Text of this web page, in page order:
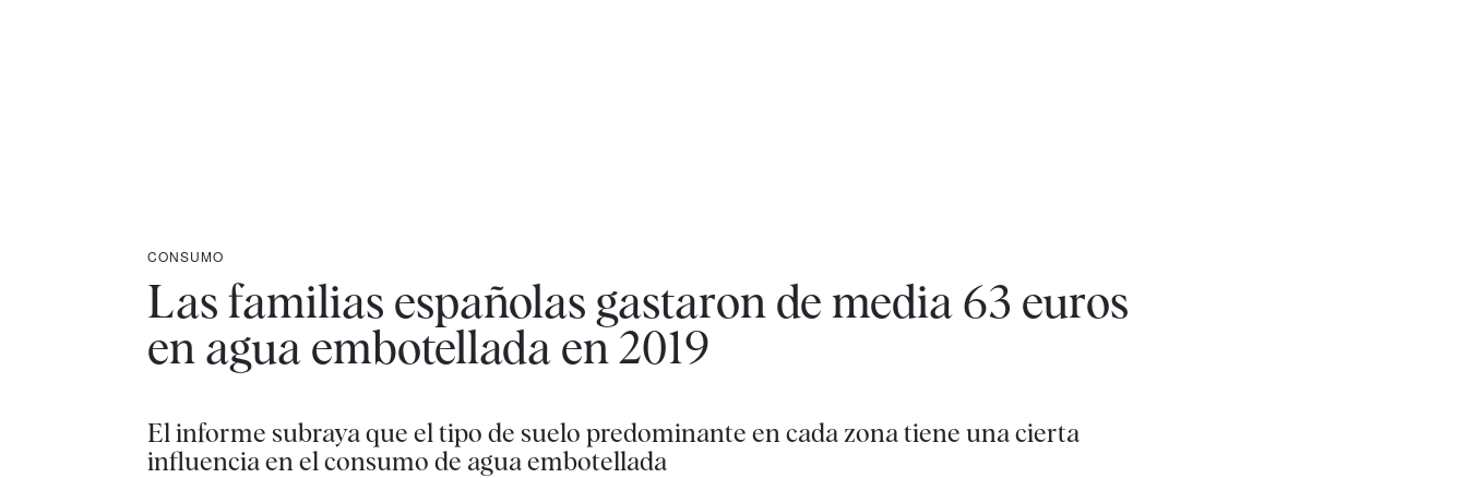
CONSUMO
Las familias españolas gastaron de media 63 euros
en agua embotellada en 2019
El informe subraya que el tipo de suelo predominante en cada zona tiene una cierta
influencia en el consumo de agua embotellada